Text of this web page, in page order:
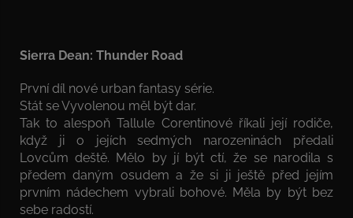
Sierra Dean: Thunder Road
První díl nové urban fantasy série.
Stát se Vyvolenou měl být dar.
Tak to alespoň Tallule Corentinové říkali její rodiče,
když ji o jejích sedmých narozeninách předali
Lovcům deště. Mělo by jí být ctí, že se narodila s
předem daným osudem a že si ji ještě před jejím
prvním nádechem vybrali bohové. Měla by být bez
sebe radostí.